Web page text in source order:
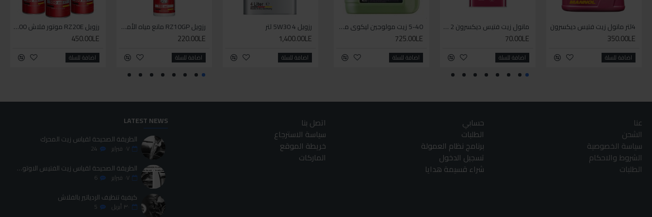
4لتر مانول زيت فتيس ديكسرون
350.00LE
اضافة للسلة
مانول زيت فتيس ديكسرون 2 لتر واحد
70.00LE
اضافة للسلة
5-40 زيت مولوجين ليكوي مولي اخضر
725.00LE
اضافة للسلة
WD-40 مذلل الصدأ 330مل
140.00LE
اضافة للسلة
WD-40 مذلل صدأ 200 مل
95.00LE
اضافة للسلة
إيزي إكسترا باور لوب
425.00LE
اضافة للسلة
رزويل 5W30 4 لتر
1,400.00LE
اضافة للسلة
رزويل RZ10GP مانع مياه الأمطار 100مل
220.00LE
اضافة للسلة
رزويل RZ20E موتور فلاش 300مل
450.00LE
اضافة للسلة
عنا
الشحن
سياسة الخصوصية
الشروط والاحكام
الطلبات
حسابي
الطلبات
برنامج نظام العمولة
تسجيل الدخول
شراء قسيمة هدايا
اتصل بنا
سياسة الاسترجاع
خريطة الموقع
الماركات
LATEST NEWS
الطريقة الصحيحة لقياس زيت المحرك
٠٧ فبراير 24
الطريقة الصحيحة لقياس زيت الفتيس الاوتوماتيك
٠٧ فبراير 6
كيفية تنظيف الردياتير بالفلاش
٣٠ أبريل 5